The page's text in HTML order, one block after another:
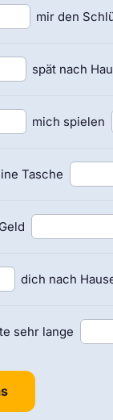
mir den
spät nach
mich spielen
Tasche
dich nach
sehr lange